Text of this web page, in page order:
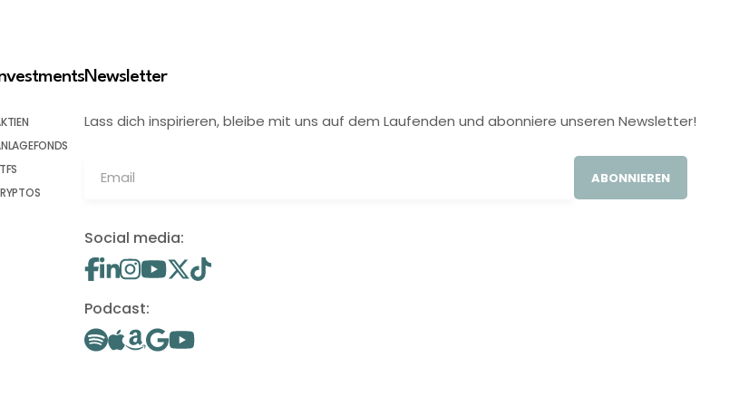
Newsletter
Lass dich inspirieren, bleibe mit uns auf dem Laufenden und abonniere unseren Newsletter!
ABONNIEREN
Social media:
Podcast: